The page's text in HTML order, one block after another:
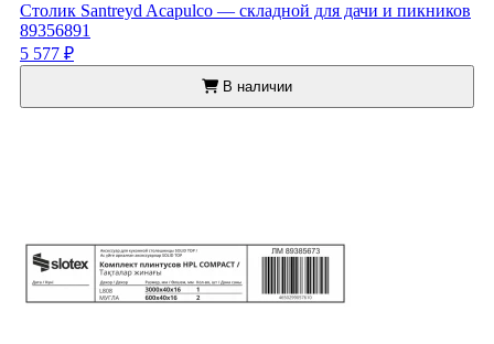
Столик Santreyd Acapulco — складной для дачи и пикников
89356891
5 577 ₽
В наличии